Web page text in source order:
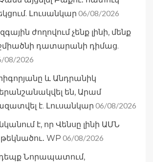
Լուսանկար 06/08/2026
ժողովում չենք լինի, մենք
Էջմիածնի դատարանի դիմաց.
08/2026
և Անդրանիկ
են, Արամ
է. Լուսանկար 06/08/2026
է, որ Վենսը լինի ԱՄՆ
WP 06/08/2026
Նորապատում,